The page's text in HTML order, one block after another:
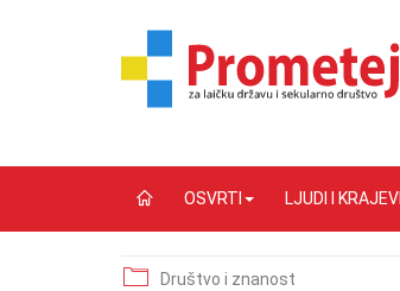
OSVRTI LJUDI I KRAJEVI
Društvo i znanost